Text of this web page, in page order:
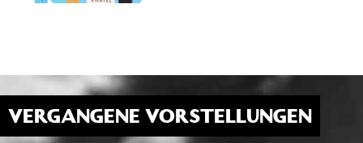
VERGANGENE VORSTELLUNGEN